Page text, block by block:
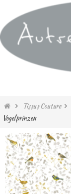
vers
le
contenu
HomeTissus Couture
Vogelprinzen